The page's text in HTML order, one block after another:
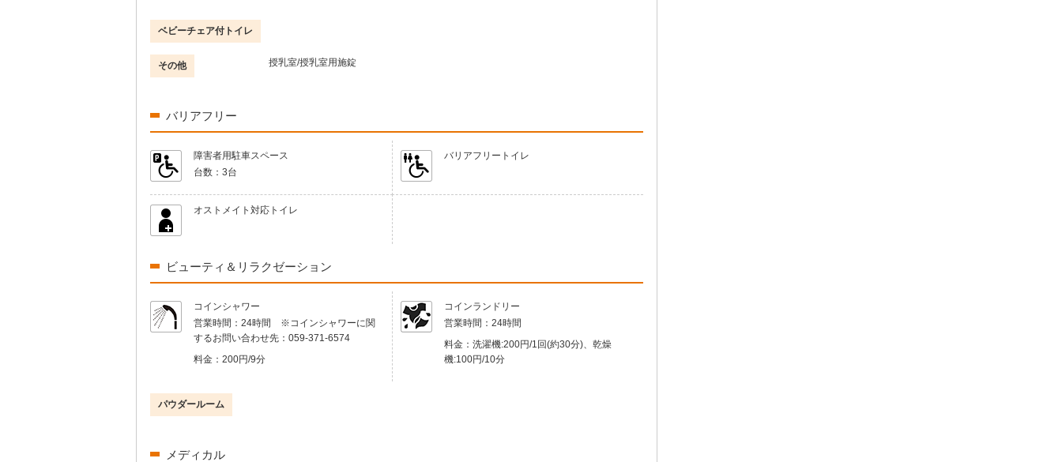
ベビーチェア付トイレ
その他 授乳室/授乳室用施錠
バリアフリー
障害者用駐車スペース
台数： 3台
バリアフリートイレ
オストメイト対応トイレ
ビューティ＆リラクゼーション
コインシャワー
営業時間： 24時間 ※コインシャワーに関
するお問い合わせ先：059-371-6574
料金： 200円/9分
コインランドリー
営業時間： 24時間
料金： 洗濯機:200円/1回(約30分)、乾燥
機:100円/10分
パウダールーム
メディカル